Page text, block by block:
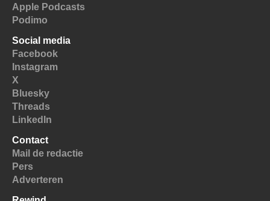
Apple Podcasts
Podimo
Social media
Facebook
Instagram
X
Bluesky
Threads
LinkedIn
Contact
Mail de redactie
Pers
Adverteren